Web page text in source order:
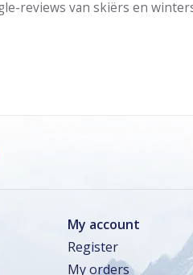
reviews van skiërs en
My account
Register
My orders